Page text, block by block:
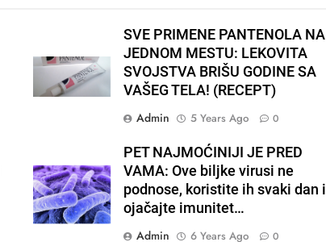
SVE PRIMENE PANTENOLA NA
JEDNOM MESTU: LEKOVITA
SVOJSTVA BRIŠU GODINE SA
VAŠEG TELA! (RECEPT)
Admin
5 Years Ago 0
PET NAJMOĆINIJI JE PRED
VAMA: Ove biljke virusi ne
podnose, koristite ih svaki dan i
ojačajte imunitet…
Admin
6 Years Ago 0